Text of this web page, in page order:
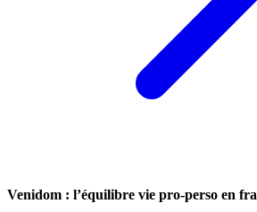
Venidom : l’équilibre vie pro-perso en